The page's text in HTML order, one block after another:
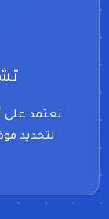
نعتمد على
لتحديد